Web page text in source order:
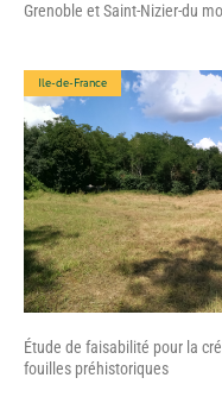
Grenoble et Saint-Nizier-du
Ile-de-France
Étude de faisabilité pour la
fouilles préhistoriques